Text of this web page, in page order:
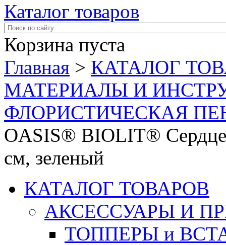
Каталог товаров
Корзина пуста
Главная > КАТАЛОГ
МАТЕРИАЛЫ И
ФЛОРИСТИЧЕСКАЯ
OASIS® BIOLIT® Сердце
см, зеленый
КАТАЛОГ ТОВАРОВ
АКСЕССУАРЫ И
ТОППЕРЫ и